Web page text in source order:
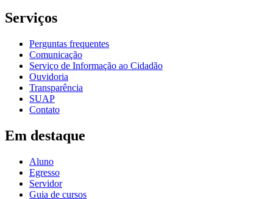
Serviços
Perguntas frequentes
Comunicação
Serviço de Informação ao Cidadão
Ouvidoria
Transparência
SUAP
Contato
Em destaque
Aluno
Egresso
Servidor
Guia de cursos